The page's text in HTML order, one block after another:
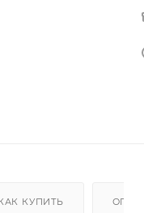
КУПИТЬ